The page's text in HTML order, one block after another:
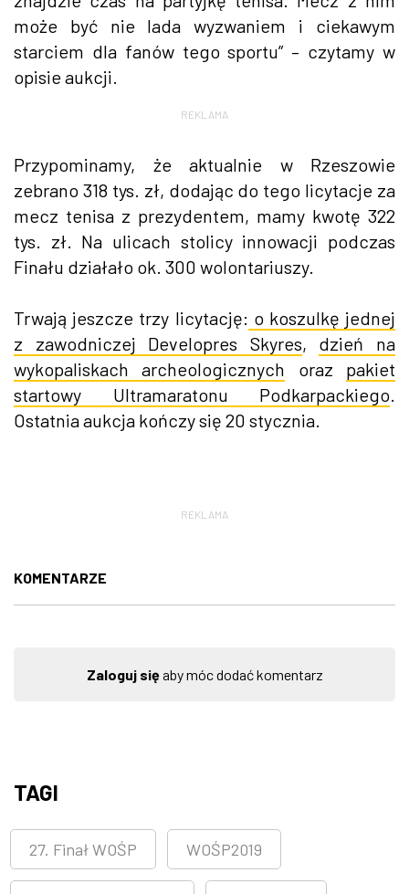
może być nie lada wyzwaniem i ciekawym
starciem dla fanów tego sportu” – czytamy w
opisie aukcji.
REKLAMA
Przypominamy, że aktualnie w Rzeszowie
zebrano 318 tys. zł, dodając do tego licytacje za
mecz tenisa z prezydentem, mamy kwotę 322
tys. zł. Na ulicach stolicy innowacji podczas
Finału działało ok. 300 wolontariuszy.
Trwają jeszcze trzy licytację: o koszulkę jednej
z zawodniczej Developres Skyres, dzień na
wykopaliskach archeologicznych oraz pakiet
startowy Ultramaratonu Podkarpackiego
Ostatnia aukcja kończy się 20 stycznia.
REKLAMA
KOMENTARZE
Zaloguj sięaby móc dodać komentarz
TAGI
27. Finał WOŚP WOŚP2019